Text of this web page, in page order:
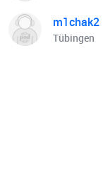
m1chak2
Tübingen